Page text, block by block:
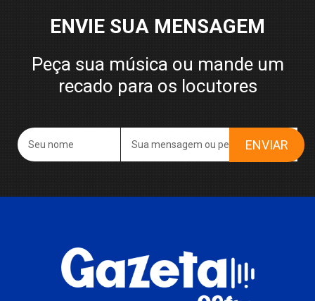
ENVIE SUA MENSAGEM
Peça sua música ou mande um
recado para os locutores
ENVIAR